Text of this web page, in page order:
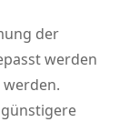
der
werden